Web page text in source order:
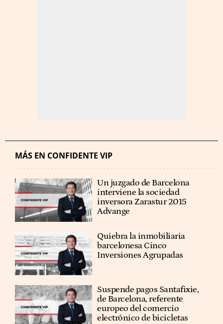
MÁS EN CONFIDENTE VIP
Un juzgado de Barcelona
interviene la sociedad
inversora Zarastur 2015
Advange
Quiebra la inmobiliaria
barcelonesa Cinco
Inversiones Agrupadas
Suspende pagos Santafixie,
de Barcelona, referente
europeo del comercio
electrónico de bicicletas